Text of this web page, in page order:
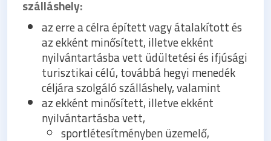
szálláshely:
az erre a célra épített vagy átalakított és
az ekként minősített, illetve ekként
nyilvántartásba vett üdültetési és ifjúsági
turisztikai célú, továbbá hegyi menedék
céljára szolgáló szálláshely, valamint
az ekként minősített, illetve ekként
nyilvántartásba vett,
sportlétesítményben üzemelő,